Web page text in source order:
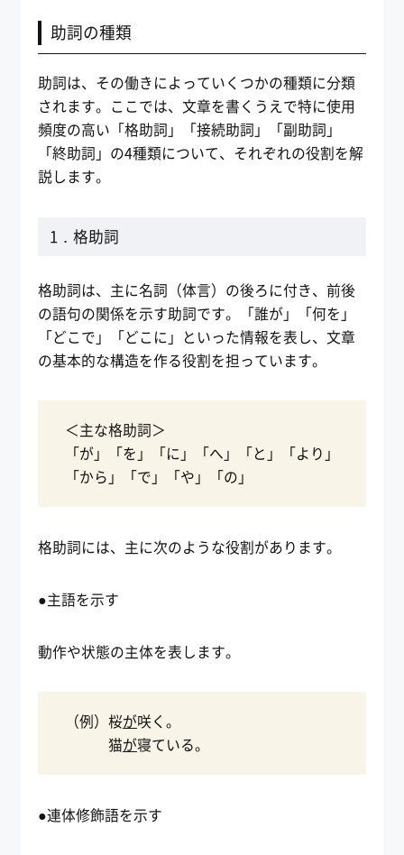
助詞の種類
助詞は、その働きによっていくつかの種類に分類
されます。ここでは、文章を書くうえで特に使用
頻度の高い「格助詞」「接続助詞」「副助詞」
「終助詞」の4種類について、それぞれの役割を解
説します。
1．格助詞
格助詞は、主に名詞（体言）の後ろに付き、前後
の語句の関係を示す助詞です。「誰が」「何を」
「どこで」「どこに」といった情報を表し、文章
の基本的な構造を作る役割を担っています。
＜主な格助詞＞
「が」「を」「に」「へ」「と」「より」
「から」「で」「や」「の」
格助詞には、主に次のような役割があります。
●主語を示す
動作や状態の主体を表します。
（例）桜が咲く。
猫が寝ている。
●連体修飾語を示す